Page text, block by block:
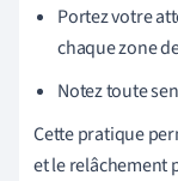
Portez votre
chaque zone
Notez toute
Cette pratique
et le relâchement